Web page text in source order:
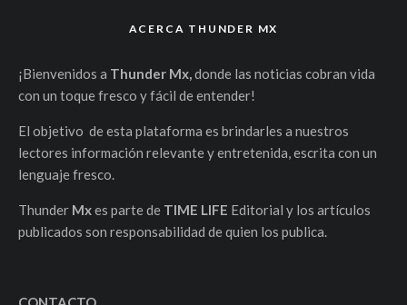
ACERCA THUNDER MX
¡Bienvenidos a Thunder Mx,donde las noticias cobran vida
con un toque fresco y fácil de entender!
El objetivo de esta plataforma es brindarles a nuestros
lectores información relevante y entretenida, escrita con un
lenguaje fresco.
Thunder Mxes parte de TIME LIFE Editorial y los artículos
publicados son responsabilidad de quien los publica.